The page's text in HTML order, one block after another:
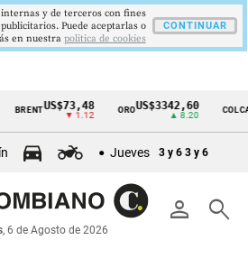
US$73,48
▼ 1.12
ORO US$3342,60 COLCAP
Jueves 3 y 6 3 y 6
person search
, 6 de Agosto de 2026
y de terceros con fines
Puede aceptarlas o
en nuestra politica de cookies
CONTINUAR